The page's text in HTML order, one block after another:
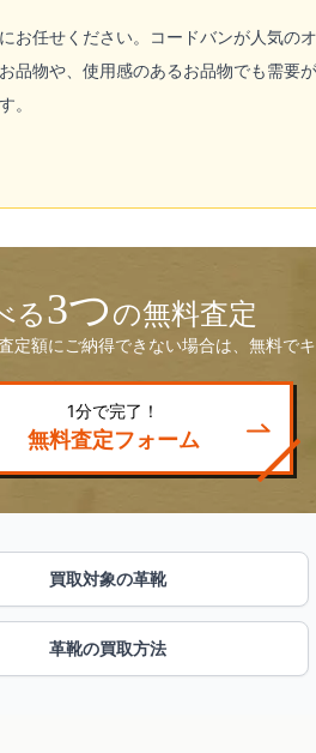
お任せください。コードバンが人気の
品物や、使用感のあるお品物でも需要
。
る3つの無料査定
額にご納得できない場合は、無料で
1分で完了！
無料査定フォーム
買取対象の革靴
革靴の買取方法